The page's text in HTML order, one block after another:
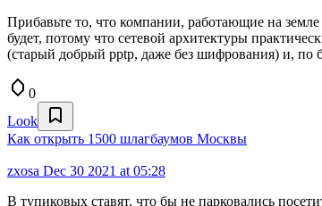
Прибавьте то, что компании, работающие на
будет, потому что сетевой архитектуры
(старый добрый pptp, даже без шифрования) и, по
0
Look
Как открыть 1500 шлагбаумов Москвы
zxosa Dec 30 2021 at 05:28
В тупиковых ставят, что бы не парковались